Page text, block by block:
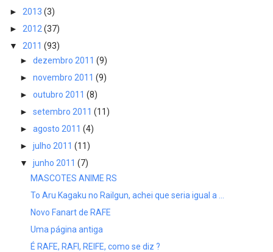
► 2013 (3)
► 2012 (37)
▼ 2011 (93)
► dezembro 2011 (9)
► novembro 2011 (9)
► outubro 2011 (8)
► setembro 2011 (11)
► agosto 2011 (4)
► julho 2011 (11)
▼ junho 2011 (7)
MASCOTES ANIME RS
To Aru Kagaku no Railgun, achei que seria igual a ...
Novo Fanart de RAFE
Uma página antiga
É RAFE, RAFI, REIFE, como se diz ?